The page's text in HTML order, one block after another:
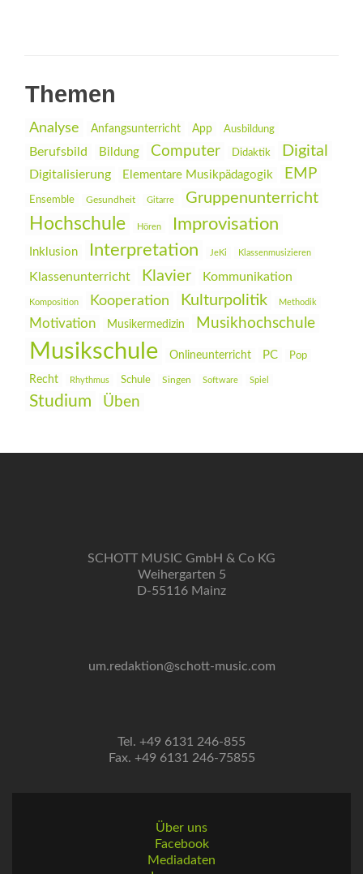
Themen
Analyse Anfangsunterricht App Ausbildung
Berufsbild Bildung Computer Didaktik Digital
Digitalisierung Elementare Musikpädagogik EMP
Ensemble Gesundheit Gitarre Gruppenunterricht
Hochschule Hören Improvisation
Inklusion Interpretation JeKi Klassenmusizieren
Klassenunterricht Klavier Kommunikation
Komposition Kooperation Kulturpolitik Methodik
Motivation Musikermedizin Musikhochschule
Musikschule Onlineunterricht PC Pop
Recht Rhythmus Schule Singen Software Spiel
Studium Üben
SCHOTT MUSIC GmbH & Co KG
Weihergarten 5
D-55116 Mainz
um.redaktion@schott-music.com
Tel. +49 6131 246-855
Fax. +49 6131 246-75855
Über uns
Facebook
Mediadaten